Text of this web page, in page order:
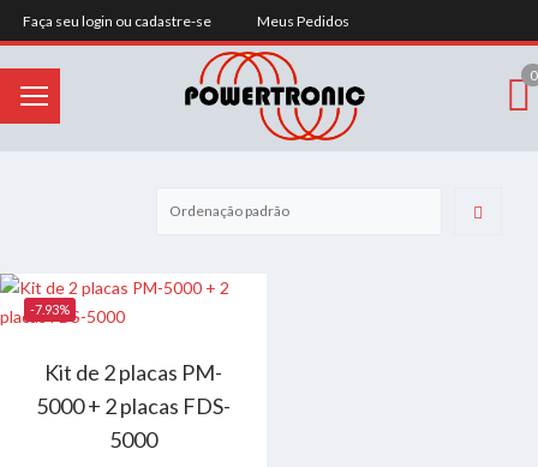
Faça seu login ou cadastre-se Meus Pedidos
0
-7.93%
Kit de 2 placas PM-
5000 + 2 placas FDS-
5000